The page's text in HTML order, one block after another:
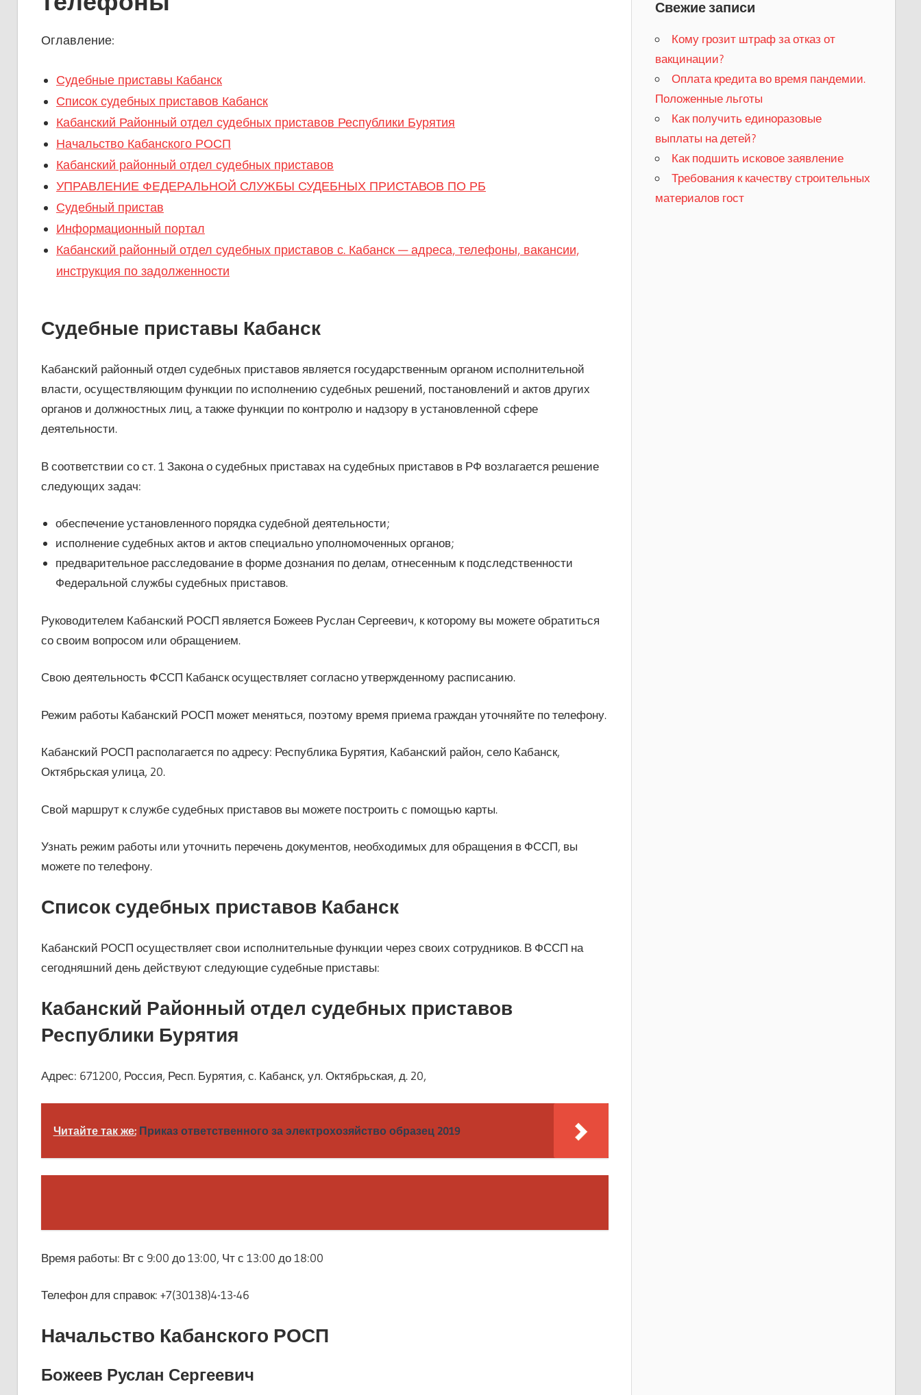
Оглавление:
Судебные приставы Кабанск
Список судебных приставов Кабанск
Кабанский Районный отдел судебных приставов Республики Бурятия
Начальство Кабанского РОСП
Кабанский районный отдел судебных приставов
УПРАВЛЕНИЕ ФЕДЕРАЛЬНОЙ СЛУЖБЫ СУДЕБНЫХ ПРИСТАВОВ ПО РБ
Судебный пристав
Информационный портал
Кабанский районный отдел судебных приставов с. Кабанск — адреса, телефоны, вакансии,
инструкция по задолженности
Судебные приставы Кабанск
Кабанский районный отдел судебных приставов является государственным органом исполнительной
власти, осуществляющим функции по исполнению судебных решений, постановлений и актов других
органов и должностных лиц, а также функции по контролю и надзору в установленной сфере
деятельности.
В соответствии со ст. 1 Закона о судебных приставах на судебных приставов в РФ возлагается решение
следующих задач:
обеспечение установленного порядка судебной деятельности;
исполнение судебных актов и актов специально уполномоченных органов;
предварительное расследование в форме дознания по делам, отнесенным к подследственности
Федеральной службы судебных приставов.
Руководителем Кабанский РОСП является Божеев Руслан Сергеевич, к которому вы можете обратиться
со своим вопросом или обращением.
Свою деятельность ФССП Кабанск осуществляет согласно утвержденному расписанию.
Режим работы Кабанский РОСП может меняться, поэтому время приема граждан уточняйте по телефону.
Кабанский РОСП располагается по адресу: Республика Бурятия, Кабанский район, село Кабанск,
Октябрьская улица, 20.
Свой маршрут к службе судебных приставов вы можете построить с помощью карты.
Узнать режим работы или уточнить перечень документов, необходимых для обращения в ФССП, вы
можете по телефону.
Список судебных приставов Кабанск
Кабанский РОСП осуществляет свои исполнительные функции через своих сотрудников. В ФССП на
сегодняшний день действуют следующие судебные приставы:
Кабанский Районный отдел судебных приставов
Республики Бурятия
Адрес: 671200, Россия, Респ. Бурятия, с. Кабанск, ул. Октябрьская, д. 20,
Читайте так же: Приказ ответственного за электрохозяйство образец 2019
Время работы: Вт с 9:00 до 13:00, Чт с 13:00 до 18:00
Телефон для справок: +7(30138)4-13-46
Начальство Кабанского РОСП
Божеев Руслан Сергеевич
Свежие записи
Кому грозит штраф за отказ от
вакцинации?
​Оплата кредита во время пандемии.
Положенные льготы
​Как получить единоразовые
выплаты на детей?
Как подшить исковое заявление
Требования к качеству строительных
материалов гост